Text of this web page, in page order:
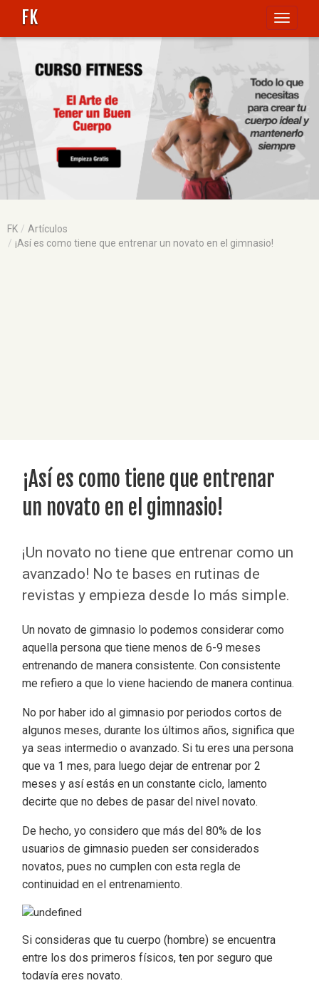
Toggle
FK
FK
Artículos
¡Así es como tiene que entrenar un novato en el gimnasio!
¡Así es como tiene que entrenar
un novato en el gimnasio!
¡Un novato no tiene que entrenar como un
avanzado! No te bases en rutinas de
revistas y empieza desde lo más simple.
Un novato de gimnasio lo podemos considerar como
aquella persona que tiene menos de 6-9 meses
entrenando de manera consistente. Con consistente
me refiero a que lo viene haciendo de manera continua.
No por haber ido al gimnasio por periodos cortos de
algunos meses, durante los últimos años, significa que
ya seas intermedio o avanzado. Si tu eres una persona
que va 1 mes, para luego dejar de entrenar por 2
meses y así estás en un constante ciclo, lamento
decirte que no debes de pasar del nivel novato.
De hecho, yo considero que más del 80% de los
usuarios de gimnasio pueden ser considerados
novatos, pues no cumplen con esta regla de
continuidad en el entrenamiento.
Si consideras que tu cuerpo (hombre) se encuentra
entre los dos primeros físicos, ten por seguro que
todavía eres novato.